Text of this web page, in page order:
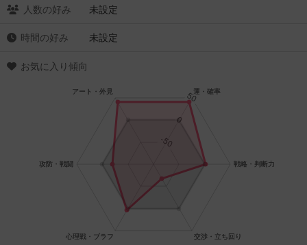
人数の好み 未設定
時間の好み 未設定
お気に入り傾向